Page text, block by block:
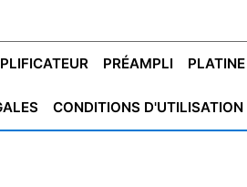
PRÉAMPLI PLATINE
CONDITIONS D'UTILISATION